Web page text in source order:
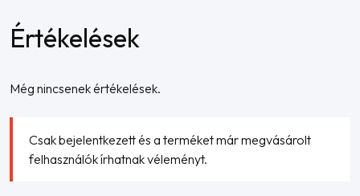
Értékelések
Még nincsenek értékelések.
Csak bejelentkezett és a terméket már megvásárolt
felhasználók írhatnak véleményt.